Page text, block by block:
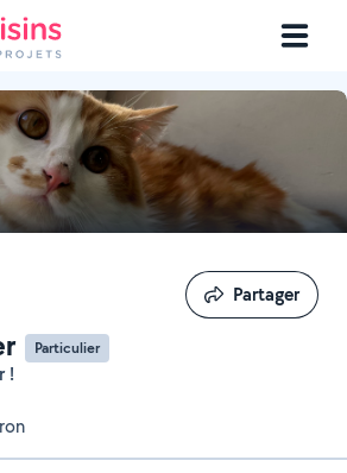
Particulier
!
Partager
Partager